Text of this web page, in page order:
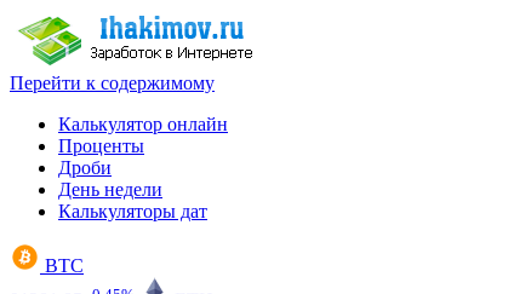
Перейти к содержимому
Калькулятор онлайн
Проценты
Дроби
День недели
Калькуляторы дат
BTC